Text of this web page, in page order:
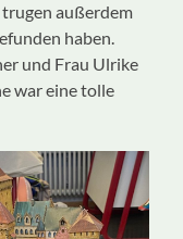
außerdem
haben.
und Frau Ulrike
war eine tolle